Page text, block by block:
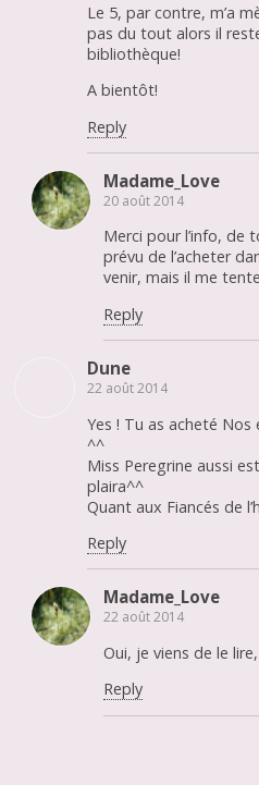
Le 5, par contre, m’a
pas du tout alors il
bibliothèque!
A bientôt!
Reply
Madame_Love
20 août 2014
Merci pour l’info, de
prévu de l’acheter
venir, mais il me
Reply
Dune
22 août 2014
Yes ! Tu as acheté
^^
Miss Peregrine aussi
plaira^^
Quant aux Fiancés de
Reply
Madame_Love
22 août 2014
Oui, je viens de le
Reply